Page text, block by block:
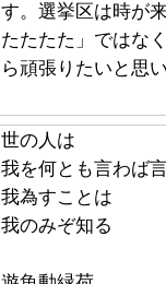
す。選挙区は時が
たたたた」ではな
ら頑張りたいと思
世の人は
我を何とも言わば
我為すことは
我のみぞ知る